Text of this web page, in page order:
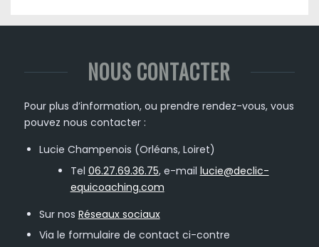
NOUS CONTACTER
Pour plus d’information, ou prendre rendez-vous, vous
pouvez nous contacter :
Lucie Champenois (Orléans, Loiret)
Tel 06.27.69.36.75, e-mail lucie@declic-
equicoaching.com
Sur nos Réseaux sociaux
Via le formulaire de contact ci-contre